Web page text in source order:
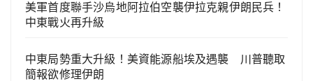
美軍首度聯手沙烏地阿拉伯空襲伊拉克親伊朗民兵！
中東戰火再升級
中東局勢重大升級！美資能源船埃及遇襲 川普聽取
簡報欲修理伊朗